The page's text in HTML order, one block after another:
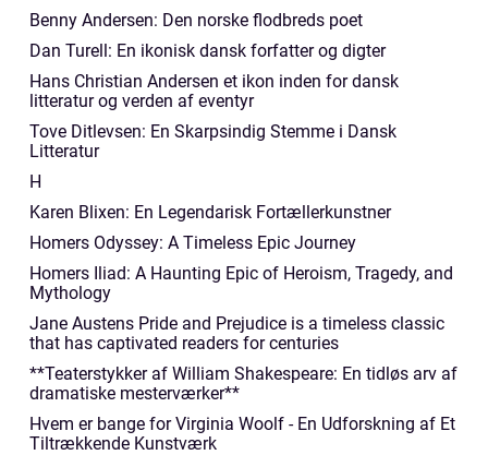
Benny Andersen: Den norske flodbreds poet
Dan Turell: En ikonisk dansk forfatter og digter
Hans Christian Andersen et ikon inden for dansk
litteratur og verden af eventyr
Tove Ditlevsen: En Skarpsindig Stemme i Dansk
Litteratur
H
Karen Blixen: En Legendarisk Fortællerkunstner
Homers Odyssey: A Timeless Epic Journey
Homers Iliad: A Haunting Epic of Heroism, Tragedy, and
Mythology
Jane Austens Pride and Prejudice is a timeless classic
that has captivated readers for centuries
**Teaterstykker af William Shakespeare: En tidløs arv af
dramatiske mesterværker**
Hvem er bange for Virginia Woolf - En Udforskning af Et
Tiltrækkende Kunstværk